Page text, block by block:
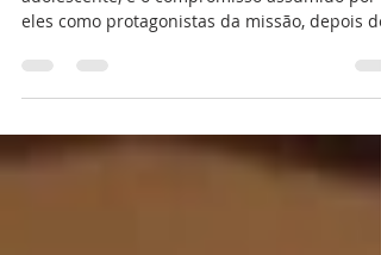
Criança e adolescente evangeliza criança e
eles como protagonistas da missão, depois